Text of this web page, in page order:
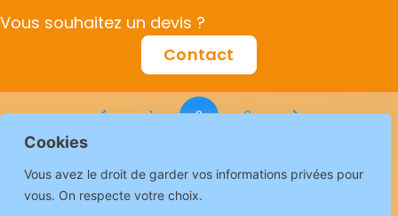
Cookies
Vous avez le droit de garder vos informations privées pour
vous. On respecte votre choix.
Vous souhaitez un devis ?
Contact
1 2 3
Nos autres formations
GROUPES MIXTES